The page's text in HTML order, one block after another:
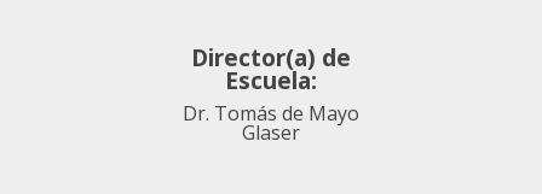
Director(a) de
Escuela:
Dr. Tomás de Mayo
Glaser